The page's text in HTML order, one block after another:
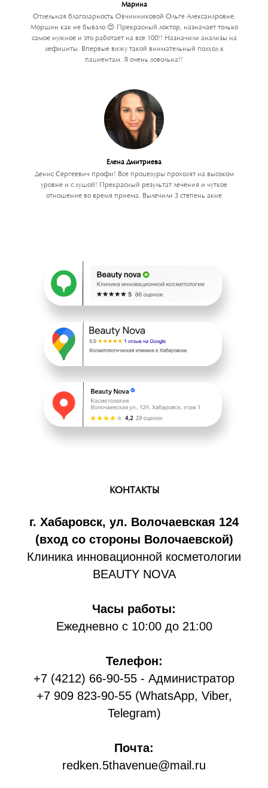
Марина
Отдельная благодарность Овчинниковой Ольге Александровне.
Морщин как не бывало 😍 Прекрасный доктор, назначает только
самое нужное и это работает на все 100!! Назначили анализы на
дефициты. Впервые вижу такой внимательный подход к
пациентам. Я очень довольна!!
Елена Дмитриева
Денис Сергеевич профи! Все процедуры проходят на высоком
уровне и с душой! Прекрасный результат лечения и чуткое
отношение во время приема. Вылечили 3 степень акне
КОНТАКТЫ
г. Хабаровск, ул. Волочаевская 124
(вход со стороны Волочаевской)
Клиника инновационной косметологии
BEAUTY NOVA
Часы работы:
Ежедневно с 10:00 до 21:00
Телефон:
+7 (4212) 66-90-55 - Администратор
+7 909 823-90-55 (WhatsApp, Viber,
Telegram)
Почта:
redken.5thavenue@mail.ru